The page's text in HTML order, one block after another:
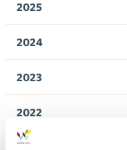
2025
2024
2023
2022
2021